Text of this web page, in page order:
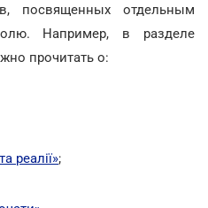
посвященных отдельным
Например, в разделе
прочитать о:
реалії»;